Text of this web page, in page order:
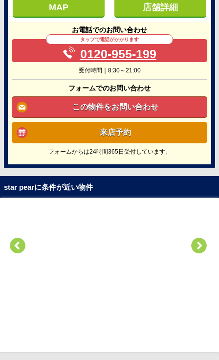
MAP 店舗詳細
お電話でのお問い合わせ
タップで電話がかかります
0120-955-199
受付時間｜8:30～21:00
フォームでのお問い合わせ
この物件をお問い合わせ
来店予約
フォームからは24時間365日受付しています。
star pearに条件が近い物件